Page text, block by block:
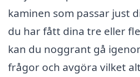
kaminen som passar just
du har fått dina tre eller
kan du noggrant gå
frågor och avgöra vilket